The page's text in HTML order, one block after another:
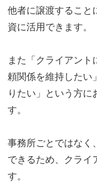
他者に譲渡すること
資に活用できます。
また「クライアン
頼関係を維持したい
りたい」という方
す。
事務所ごとではなく
できるため、クライ
す。